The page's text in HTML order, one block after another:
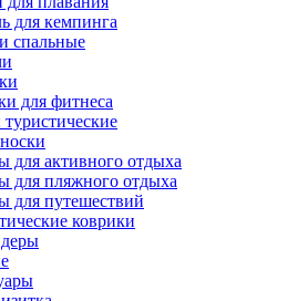
для кемпинга
спальные
для фитнеса
для активного отдыха
для пляжного отдыха
для путешествий
коврики